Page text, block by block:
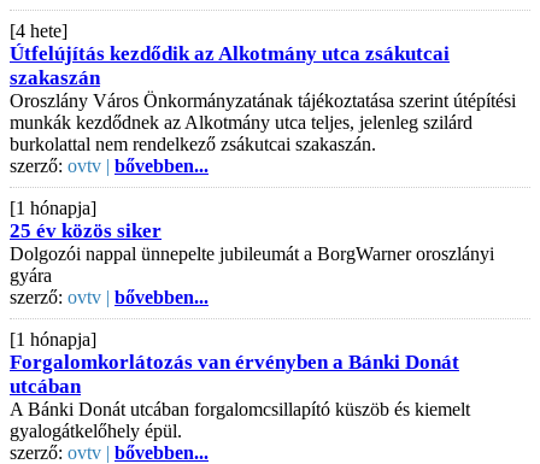
[4 hete]
Útfelújítás kezdődik az Alkotmány utca zsákutcai
szakaszán
Oroszlány Város Önkormányzatának tájékoztatása szerint útépítési
munkák kezdődnek az Alkotmány utca teljes, jelenleg szilárd
burkolattal nem rendelkező zsákutcai szakaszán.
szerző: ovtv | bővebben...
[1 hónapja]
25 év közös siker
Dolgozói nappal ünnepelte jubileumát a BorgWarner oroszlányi
gyára
szerző: ovtv | bővebben...
[1 hónapja]
Forgalomkorlátozás van érvényben a Bánki Donát
utcában
A Bánki Donát utcában forgalomcsillapító küszöb és kiemelt
gyalogátkelőhely épül.
szerző: ovtv | bővebben...